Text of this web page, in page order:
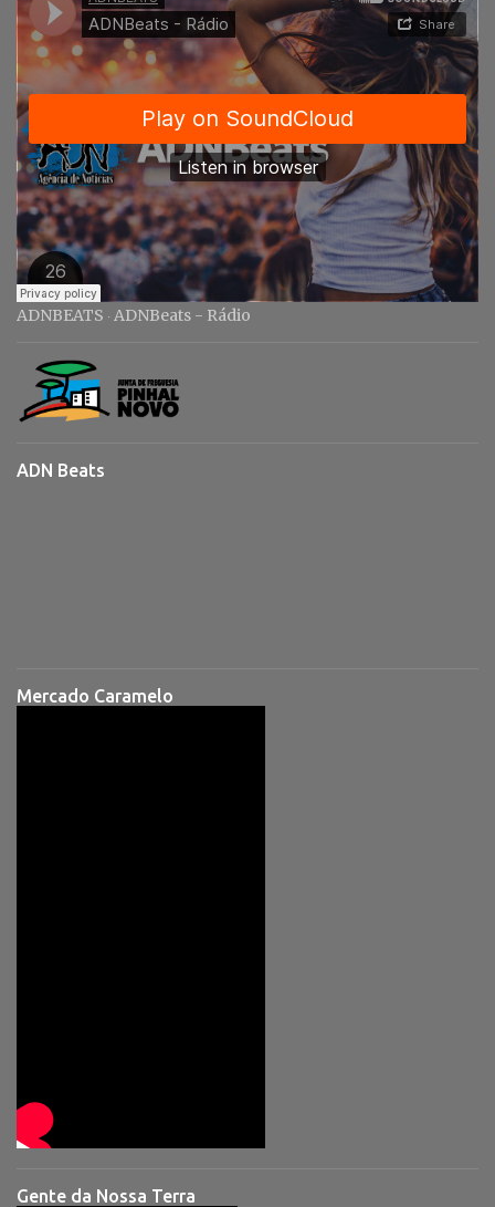
s
ADNBEATS · ADNBeats - Rádio
ADN Beats
Mercado Caramelo
Gente da Nossa Terra